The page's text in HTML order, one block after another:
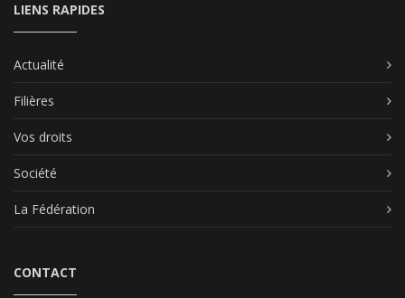
LIENS RAPIDES
Actualité
Filières
Vos droits
Société
La Fédération
CONTACT